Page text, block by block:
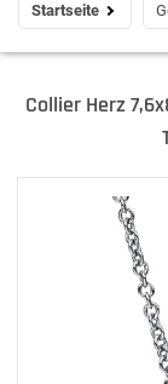
Startseite
Collier Herz